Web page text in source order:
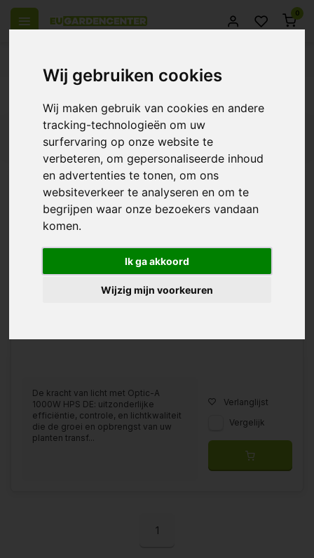
Wij gebruiken cookies
Wij maken gebruik van cookies en andere
tracking-technologieën om uw
surfervaring op onze website te
verbeteren, om gepersonaliseerde inhoud
en advertenties te tonen, om ons
websiteverkeer te analyseren en om te
begrijpen waar onze bezoekers vandaan
komen.
Ik ga akkoord
Wijzig mijn voorkeuren
0
Optic-A | 1000W HPS
De kracht van licht met Optic-A
1000W HPS DE: uitzonderlijke
efficiëntie, controle, en lichtkwaliteit
die de groei en opbrengst van uw
planten transf...
Verlanglijst
Vergelijk
1